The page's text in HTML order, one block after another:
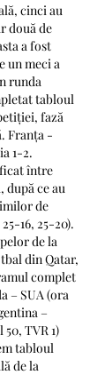
cinci au
două de
a fost
un meci a
runda
tabloul
fază
Franța -
1-2.
între
ce au
de
16, 25-20).
de la
din Qatar,
complet
– SUA (ora
–
TVR 1)
tabloul
de la